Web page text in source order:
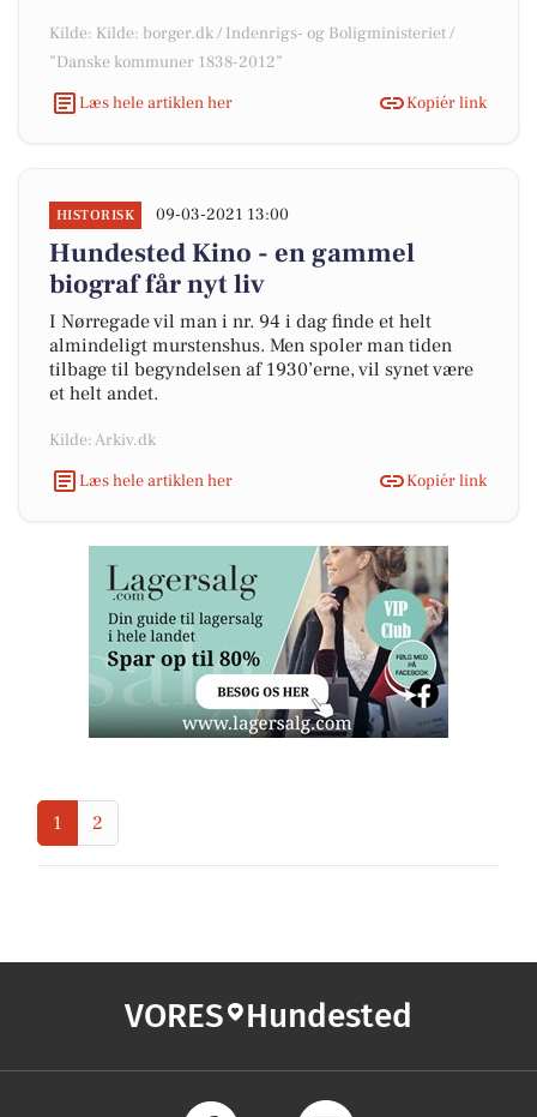
Kilde: Kilde: borger.dk / Indenrigs- og Boligministeriet /
”Danske kommuner 1838-2012”
Læs hele artiklen her
Kopiér link
HISTORISK 09-03-2021 13:00
Hundested Kino - en gammel
biograf får nyt liv
I Nørregade vil man i nr. 94 i dag finde et helt
almindeligt murstenshus. Men spoler man tiden
tilbage til begyndelsen af 1930’erne, vil synet være
et helt andet.
Kilde: Arkiv.dk
Læs hele artiklen her
Kopiér link
1 2
VORES Hundested